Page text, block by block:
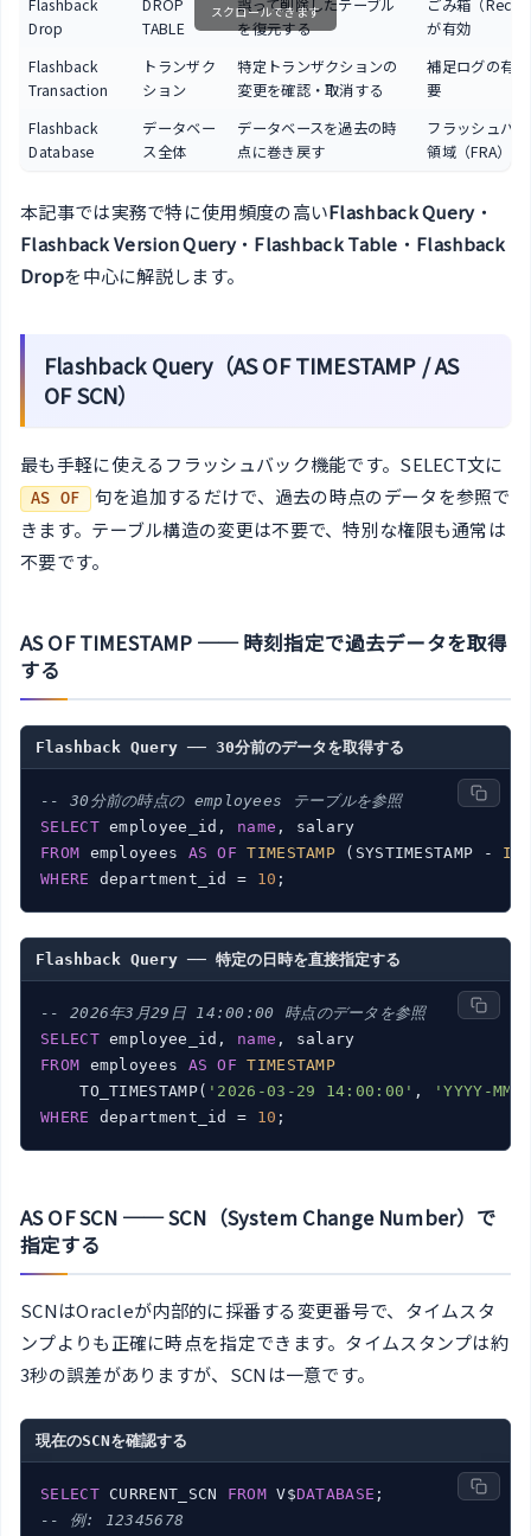
Flashback
Drop
DROP
TABLE
誤って削除したテーブル
を復元する
ごみ箱（
が有効
Flashback
Transaction
トランザク
ション
特定トランザクションの
変更を確認・取消する
補足ログの有
要
Flashback
Database
データベー
ス全体
データベースを過去の時
点に巻き戻す
フラッシュバ
領域（FRA）の
スクロールできます
本記事では実務で特に使用頻度の高いFlashback Query・
Flashback Version Query・ Flashback Table ・ Flashback
Dropを中心に解説します。
Flashback Query（AS OF TIMESTAMP / AS
OF SCN）
最も手軽に使えるフラッシュバック機能です。SELECT文に
AS OF 句を追加するだけで、過去の時点のデータを参照で
きます。テーブル構造の変更は不要で、特別な権限も通常は
不要です。
AS OF TIMESTAMP ── 時刻指定で過去データを取得
する
Flashback Query ── 30分前のデータを取得する
-- 30分前の時点の employees テーブルを参照
SELECT employee_id, name
FROM employees AS OF TIMESTAMP (SYSTIMESTAMP -
WHERE department_id = 10
Flashback Query ── 特定の日時を直接指定する
-- 2026年3月29日 14:00:00 時点のデータを参照
SELECT employee_id, name
FROM employees AS OF
TIMESTAMP
    TO_TIMESTAMP(
'2026-03-29 14:00:00' ,
'YYYY-
WHERE department_id = 10
AS OF SCN ── SCN（System Change Number）で
指定する
SCNはOracleが内部的に採番する変更番号で、タイムスタ
ンプよりも正確に時点を指定できます。タイムスタンプは約
3秒の誤差がありますが、SCNは一意です。
現在のSCNを確認する
SELECT CURRENT_SCN FROM V$DATABASE
-- 例: 12345678